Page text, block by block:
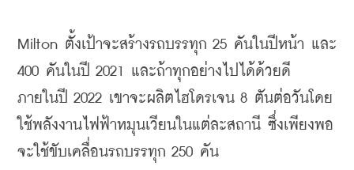
Milton ตั้งเป้าจะสร้างรถบรรทุก 25 คันในปีหน้า และ
400 คันในปี 2021 และถ้าทุกอย่างไปได้ด้วยดี
ภายในปี 2022 เขาจะผลิตไฮโดรเจน 8 ตันต่อวันโดย
ใช้พลังงานไฟฟ้าหมุนเวียนในแต่ละสถานี ซึ่งเพียงพอ
จะใช้ขับเคลื่อนรถบรรทุก 250 คัน